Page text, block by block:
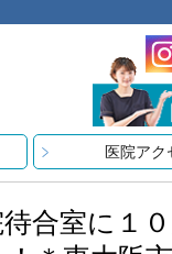
医院アク
合室に１